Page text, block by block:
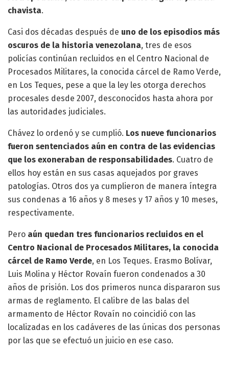
chavista.
Casi dos décadas después de uno de los episodios más
oscuros de la historia venezolana, tres de esos
policías continúan recluidos en el Centro Nacional de
Procesados Militares, la conocida cárcel de Ramo Verde,
en Los Teques, pese a que la ley les otorga derechos
procesales desde 2007, desconocidos hasta ahora por
las autoridades judiciales.
Chávez lo ordenó y se cumplió. Los nueve funcionarios
fueron sentenciados aún en contra de las evidencias
que los exoneraban de responsabilidades. Cuatro de
ellos hoy están en sus casas aquejados por graves
patologías. Otros dos ya cumplieron de manera íntegra
sus condenas a 16 años y 8 meses y 17 años y 10 meses,
respectivamente.
Pero aún quedan tres funcionarios recluidos en el
Centro Nacional de Procesados Militares, la conocida
cárcel de Ramo Verde, en Los Teques. Erasmo Bolívar,
Luis Molina y Héctor Rovaín fueron condenados a 30
años de prisión. Los dos primeros nunca dispararon sus
armas de reglamento. El calibre de las balas del
armamento de Héctor Rovaín no coincidió con las
localizadas en los cadáveres de las únicas dos personas
por las que se efectuó un juicio en ese caso.